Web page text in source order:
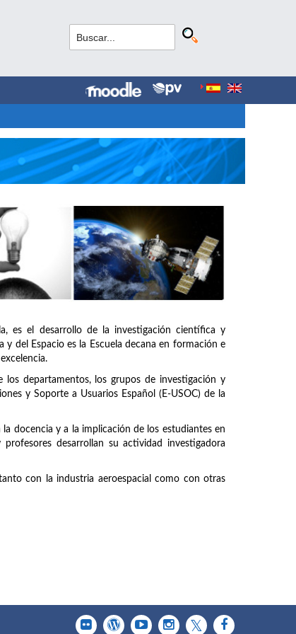
es el desarrollo de la investigación científica y
y del Espacio es la Escuela decana en formación e
los departamentos, los grupos de investigación y
y Soporte a Usuarios Español (E-USOC) de la
docencia y a la implicación de los estudiantes en
desarrollan su actividad investigadora
con la industria aeroespacial como con otras